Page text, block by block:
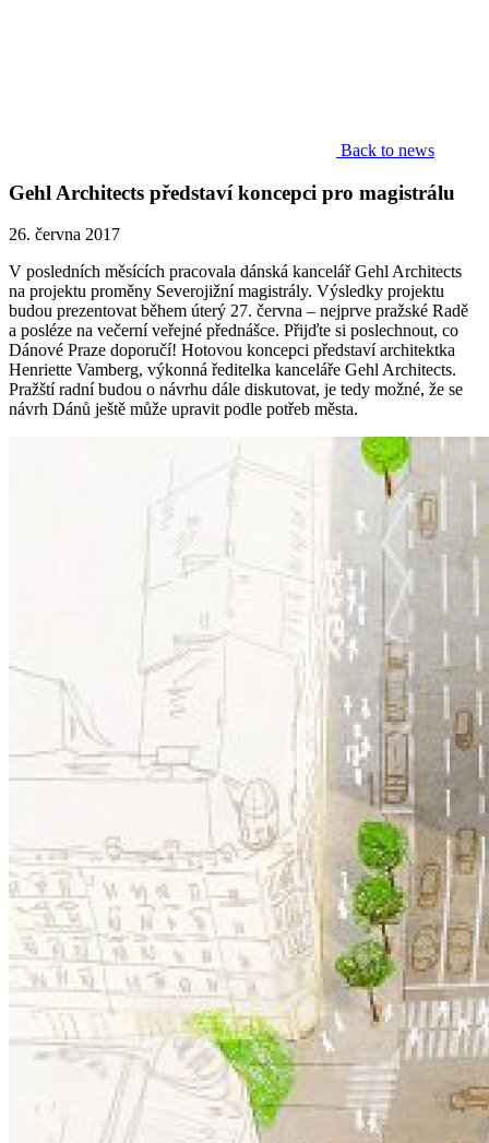
Back to news
Gehl Architects představí koncepci pro magistrálu
26. června 2017
V posledních měsících pracovala dánská kancelář Gehl Architects
na projektu proměny Severojižní magistrály. Výsledky projektu
budou prezentovat během úterý 27. června – nejprve pražské Radě
a posléze na večerní veřejné přednášce. Přijďte si poslechnout, co
Dánové Praze doporučí! Hotovou koncepci představí architektka
Henriette Vamberg, výkonná ředitelka kanceláře Gehl Architects.
Pražští radní budou o návrhu dále diskutovat, je tedy možné, že se
návrh Dánů ještě může upravit podle potřeb města.